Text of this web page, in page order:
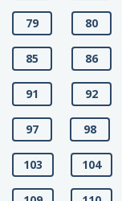
79 80
85 86
91 92
97 98
103 104